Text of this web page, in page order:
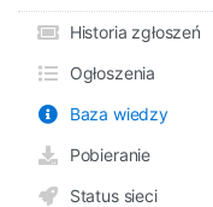
Historia zgłoszeń
Ogłoszenia
Baza wiedzy
Pobieranie
Status sieci